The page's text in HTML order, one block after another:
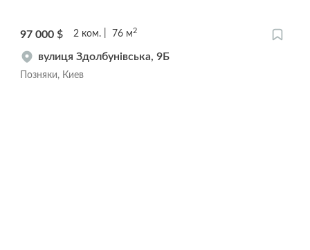
97 000 $ 2 ком. 76 м 2
вулиця Здолбунівська, 9Б
Позняки, Киев